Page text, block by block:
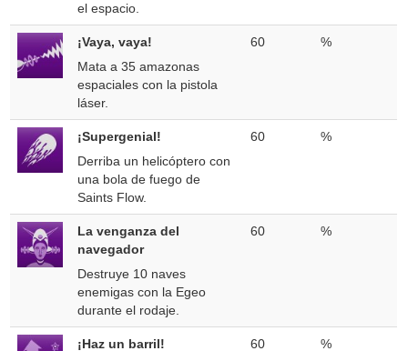
el espacio.
¡Vaya, vaya!
Mata a 35 amazonas
espaciales con la pistola
láser.
60 %
¡Supergenial!
Derriba un helicóptero con
una bola de fuego de
Saints Flow.
60 %
La venganza del
navegador
Destruye 10 naves
enemigas con la Egeo
durante el rodaje.
60 %
¡Haz un barril!
60 %